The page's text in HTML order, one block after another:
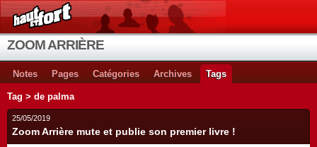
ZOOM ARRIÈRE
Notes Pages Catégories Archives Tags
Tag > de palma
25/05/2019
Zoom Arrière mute et publie son premier livre !